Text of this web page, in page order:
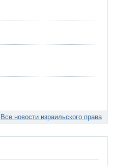
Все новости израильского права